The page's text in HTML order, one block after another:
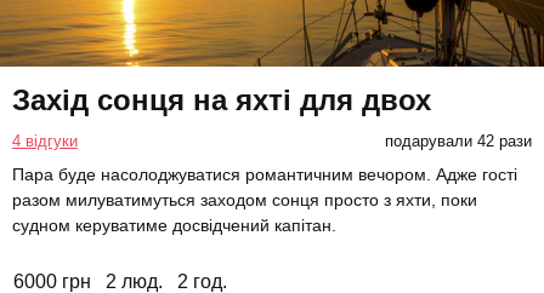
Захід сонця на яхті для двох
4 відгуки подарували 42 рази
Пара буде насолоджуватися романтичним вечором. Адже гості
разом милуватимуться заходом сонця просто з яхти, поки
судном керуватиме досвідчений капітан.
6000 грн 2 люд. 2 год.